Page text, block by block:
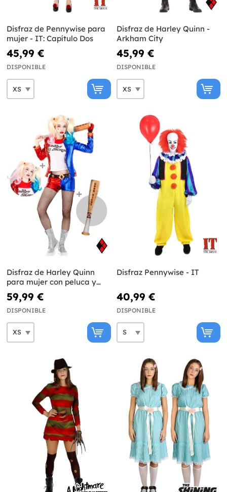
Disfraz de Pennywise para
mujer - IT: Capítulo Dos
45,99 €
DISPONIBLE
Disfraz de Harley Quinn -
Arkham City
45,99 €
DISPONIBLE
Disfraz de Harley Quinn
para mujer con peluca y
bate hinchable - Escuadrón
Suicida
59,99 €
DISPONIBLE
Disfraz Pennywise - IT
40,99 €
DISPONIBLE